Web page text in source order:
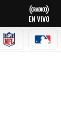
EN VIVO
NFL MLB